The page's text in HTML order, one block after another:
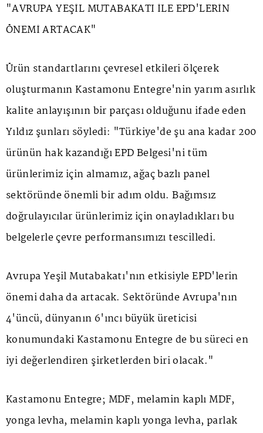
"AVRUPA YEŞİL MUTABAKATI İLE EPD'LERİN
ÖNEMİ ARTACAK"
Ürün standartlarını çevresel etkileri ölçerek
oluşturmanın Kastamonu Entegre'nin yarım asırlık
kalite anlayışının bir parçası olduğunu ifade eden
Yıldız şunları söyledi: "Türkiye'de şu ana kadar 200
ürünün hak kazandığı EPD Belgesi'ni tüm
ürünlerimiz için almamız, ağaç bazlı panel
sektöründe önemli bir adım oldu. Bağımsız
doğrulayıcılar ürünlerimiz için onayladıkları bu
belgelerle çevre performansımızı tescilledi.
Avrupa Yeşil Mutabakatı'nın etkisiyle EPD'lerin
önemi daha da artacak. Sektöründe Avrupa'nın
4'üncü, dünyanın 6'ıncı büyük üreticisi
konumundaki Kastamonu Entegre de bu süreci en
iyi değerlendiren şirketlerden biri olacak."
Kastamonu Entegre; MDF, melamin kaplı MDF,
yonga levha, melamin kaplı yonga levha, parlak